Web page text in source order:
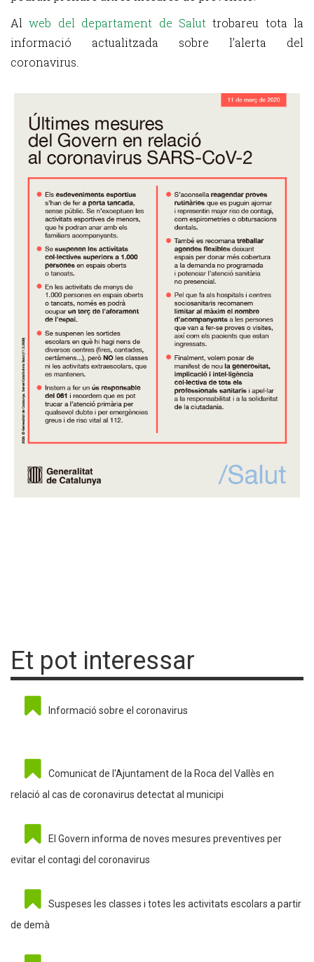
Alweb del departament de Salut trobareu tota la
informació actualitzada sobre l’alerta del
coronavirus.
Et pot interessar
Informació sobre el coronavirus
Comunicat de l'Ajuntament de la Roca del Vallès en
relació al cas de coronavirus detectat al municipi
El Govern informa de noves mesures preventives per
evitar el contagi del coronavirus
Suspeses les classes i totes les activitats escolars a partir
de demà